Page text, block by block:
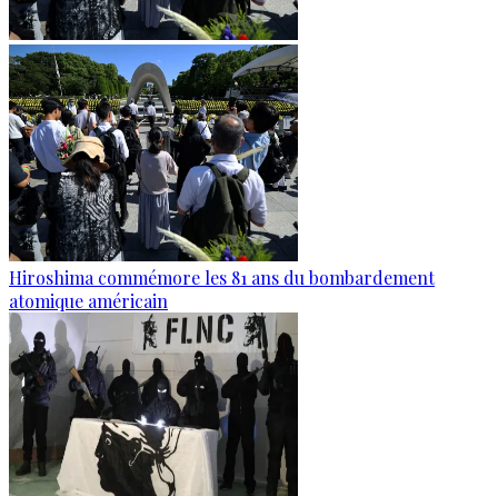
Hiroshima commémore les 81 ans du bombardement
atomique américain